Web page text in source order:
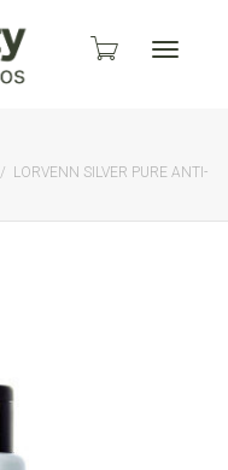
LORVENN SILVER PURE ANTI-